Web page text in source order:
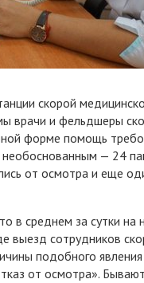
скорой
врачи и фельдшеры
форме помощь
необоснованным — 24
от осмотра и еще
в среднем за сутки на
выезд сотрудников
подобного
от осмотра».